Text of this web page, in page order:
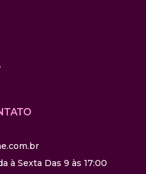
à Sexta Das 9 às 17:00